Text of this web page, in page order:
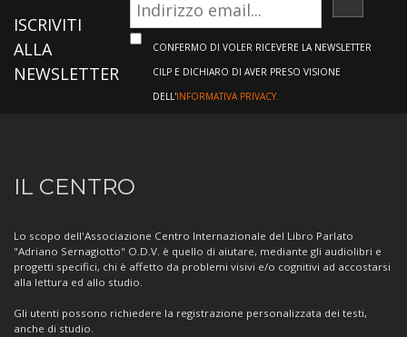
ISCRIVITI
ALLA
NEWSLETTER
CONFERMO DI VOLER RICEVERE LA NEWSLETTER
CILP E DICHIARO DI AVER PRESO VISIONE
DELL'INFORMATIVA PRIVACY.
Informazioni
sul
Centro
IL CENTRO
Lo scopo dell'Associazione Centro Internazionale del Libro Parlato
"Adriano Sernagiotto" O.D.V. è quello di aiutare, mediante gli audiolibri e
progetti specifici, chi è affetto da problemi visivi e/o cognitivi ad accostarsi
alla lettura ed allo studio.
Gli utenti possono richiedere la registrazione personalizzata dei testi,
anche di studio.